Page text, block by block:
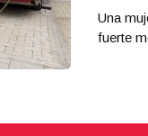
Una
fuerte